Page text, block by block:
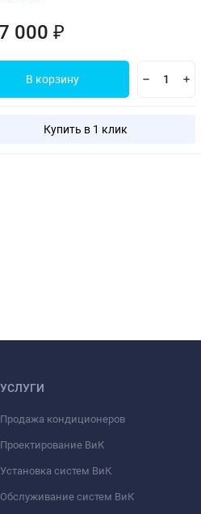
000 ₽
В корзину
Купить в 1 клик
УСЛУГИ
Продажа кондиционеров
Проектирование ВиК
Установка систем ВиК
Обслуживание систем ВиК